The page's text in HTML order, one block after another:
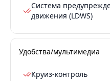
Система
движения (LDWS)
Удобства/мультимедиа
Круиз-контроль